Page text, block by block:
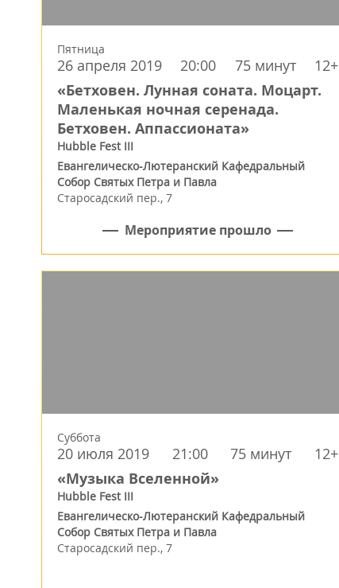
Пятница
26 апреля 2019 20:00 75 минут 12+
«Бетховен. Лунная соната. Моцарт.
Маленькая ночная серенада.
Бетховен. Аппассионата»
Hubble Fest III
Евангелическо-Лютеранский Кафедральный
Собор Святых Петра и Павла
Старосадский пер., 7
Мероприятие прошло
Суббота
20 июля 2019 21:00 75 минут 12+
«Музыка Вселенной»
Hubble Fest III
Евангелическо-Лютеранский Кафедральный
Собор Святых Петра и Павла
Старосадский пер., 7